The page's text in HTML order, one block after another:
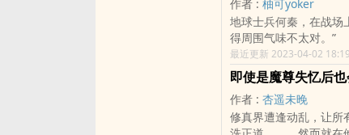
代的竹马故事。狗血有
儿的。” 各位书友要是觉得《丁香花的越冬方法》还不错的话请不要忘记向
您QQ群和微博里的朋
受！！！】 内容标签：种田文 美
于有了对象/星际直播
友推荐哦！
作者 : 柚可yoker
地球士兵何秦，在战
得周围气味不太对。
在没想到）：原来，
将你是这样的套路虫
路的年下小狼狗，从
球】 少将：“雄主。
胸前鼓起的物种是什
最近更新 2023-04-02 18:19
即使是魔尊失忆后
作者 : 杏遥未晚
修真界遭逢动乱，让所